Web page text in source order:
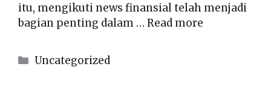
itu, mengikuti news finansial telah menjadi
bagian penting dalam … Read more
Kategori
Uncategorized